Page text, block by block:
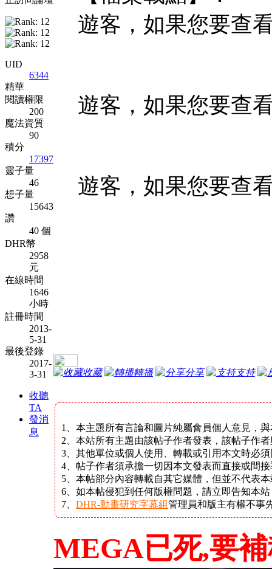
UID
6344
精華
閱讀權限
200
魔法資質
90
積分
17397
靈子量
46
想子量
15643
讚
40 個
DHR幣
2958
元
在線時間
1646
小時
註冊時間
2013-
5-31
最後登錄
2017-
3-31
收聽
TA
發消
息
遊客，如果您要查
遊客，如果您要查
遊客，如果您要查
收藏 轉播 分享 支持
1、本主題所有言論和圖片純屬會員個人意見，
2、本站所有主題由該帖子作者發表，該帖子作者
3、其他單位或個人使用、轉載或引用本文時必
4、帖子作者須承擔一切因本文發表而直接或間
5、本帖部分內容轉載自其它媒體，但並不代表
6、如本帖侵犯到任何版權問題，請立即告知本
7、 DHR-動畫研究字幕組管理員和版主有權不事
MEGA已死,要